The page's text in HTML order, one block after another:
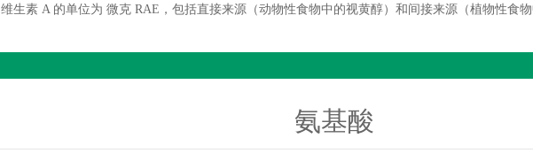
维生素 A 的单位为 微克 RAE，包括直接来源（动物性食物中的视黄醇）和间接来源（植物性食物
氨基酸